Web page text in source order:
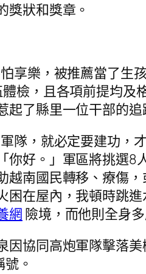
獎狀和獎章。
享樂，被推薦當了生
檢，且各項前提均及
起了縣里一位干部的
隊，就必定要建功，
你好。」軍區將挑選8
越南國民轉移、療傷
困在屋內，我頓時跳
網險境，而他則全身
因協同高炮軍隊擊落
。